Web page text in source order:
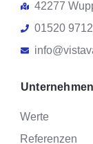
42277
01520
Unternehmen
Werte
Referenzen